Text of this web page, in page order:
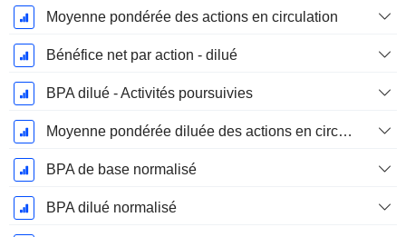
Moyenne pondérée des actions en circulation
Bénéfice net par action - dilué
BPA dilué - Activités poursuivies
Moyenne pondérée diluée des actions en circulation
BPA de base normalisé
BPA dilué normalisé